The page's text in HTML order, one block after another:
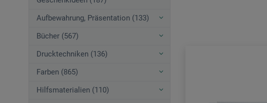
Aufbewahrung, Präsentation (133)
Bücher (567)
Drucktechniken (136)
Farben (865)
Hilfsmaterialien (110)